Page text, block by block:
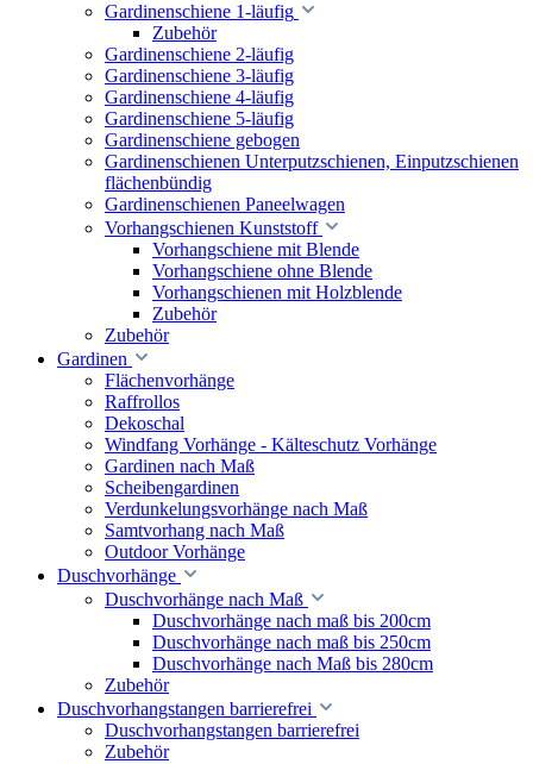
Gardinenschiene 1-läufig
Zubehör
Gardinenschiene 2-läufig
Gardinenschiene 3-läufig
Gardinenschiene 4-läufig
Gardinenschiene 5-läufig
Gardinenschiene gebogen
Gardinenschienen Unterputzschienen, Einputzschienen
flächenbündig
Gardinenschienen Paneelwagen
Vorhangschienen Kunststoff
Vorhangschiene mit Blende
Vorhangschiene ohne Blende
Vorhangschienen mit Holzblende
Zubehör
Zubehör
Gardinen
Flächenvorhänge
Raffrollos
Dekoschal
Windfang Vorhänge - Kälteschutz Vorhänge
Gardinen nach Maß
Scheibengardinen
Verdunkelungsvorhänge nach Maß
Samtvorhang nach Maß
Outdoor Vorhänge
Duschvorhänge
Duschvorhänge nach Maß
Duschvorhänge nach maß bis 200cm
Duschvorhänge nach maß bis 250cm
Duschvorhänge nach Maß bis 280cm
Zubehör
Duschvorhangstangen barrierefrei
Duschvorhangstangen barrierefrei
Zubehör